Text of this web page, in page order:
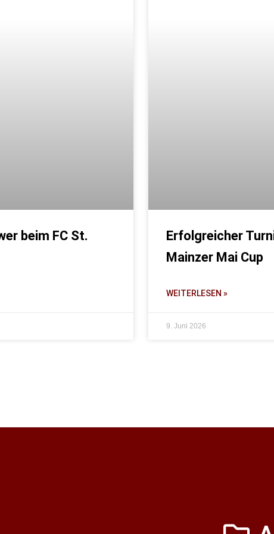
beim FC St.
Erfolgreicher
Mainzer Mai Cup
WEITERLESEN »
9. Juni 2026